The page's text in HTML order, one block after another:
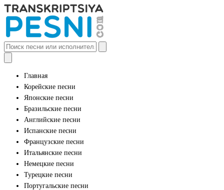
Главная
Корейские песни
Японские песни
Бразильские песни
Английские песни
Испанские песни
Французские песни
Итальянские песни
Немецкие песни
Турецкие песни
Португальские песни